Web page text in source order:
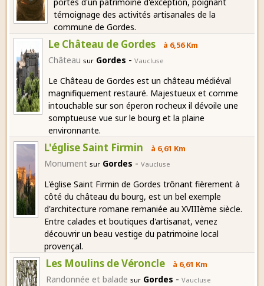
témoignage des activités artisanales de la
commune de Gordes.
Le Château de Gordes à 6,56 Km
Château sur Gordes - Vaucluse
Le Château de Gordes est un château médiéval
magnifiquement restauré. Majestueux et comme
intouchable sur son éperon rocheux il dévoile une
somptueuse vue sur le bourg et la plaine
environnante.
L'église Saint Firmin à 6,61 Km
Monument sur Gordes - Vaucluse
L'église Saint Firmin de Gordes trônant fièrement à
côté du château du bourg, est un bel exemple
d'architecture romane remaniée au XVIIIème siècle.
Entre calades et boutiques d'artisanat, venez
découvrir un beau vestige du patrimoine local
provençal.
Les Moulins de Véroncle à 6,61 Km
Randonnée et balade sur Gordes - Vaucluse